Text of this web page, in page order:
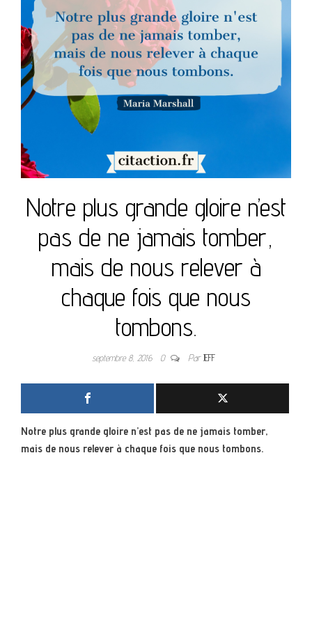
Notre plus grande gloire n’est
pas de ne jamais tomber,
mais de nous relever à
chaque fois que nous
tombons.
septembre 8, 2016 0 ParJEFF
Notre plus grande gloire n’est pas de ne jamais tomber,
mais de nous relever à chaque fois que nous tombons.